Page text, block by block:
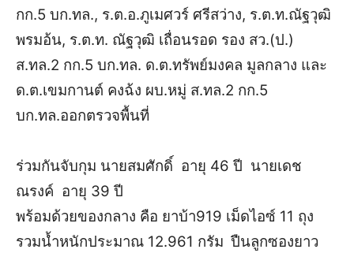
กก.5 บก.ทล., ร.ต.อ.ภูเมศวร์ ศรีสว่าง, ร.ต.ท.ณัฐวุฒิ
พรมอ้น, ร.ต.ท. ณัฐวุฒิ เถื่อนรอด รอง สว.(ป.)
ส.ทล.2 กก.5 บก.ทล. ด.ต.ทรัพย์มงคล มูลกลาง และ
ด.ต.เขมกานต์ คงฉ้ง ผบ.หมู่ ส.ทล.2 กก.5
บก.ทล.ออกตรวจพื้นที่
ร่วมกันจับกุม นายสมศักดิ์ อายุ 46 ปี นายเดช
ณรงค์ อายุ 39 ปี
พร้อมด้วยของกลาง คือ ยาบ้า919 เม็ดไอซ์ 11 ถุง
รวมน้ำหนักประมาณ 12.961 กรัม ปืนลูกซองยาว